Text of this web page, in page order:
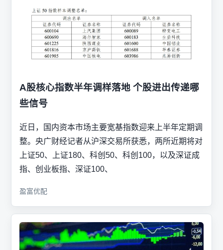
A股核心指数半年调样落地 个股进出传递哪
些信号
近日，国内资本市场主要宽基指数迎来上半年定期调
整。央广财经记者从沪深交易所获悉，两所近期将对
上证50、上证180、科创50、科创100，以及深证成
指、创业板指、深证100、
盈富优配